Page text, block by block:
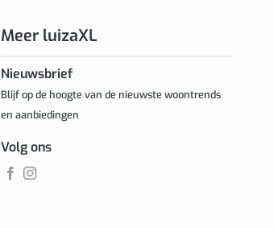
Meer luizaXL
Nieuwsbrief
Blijf op de hoogte van de nieuwste woontrends
en aanbiedingen
Volg ons